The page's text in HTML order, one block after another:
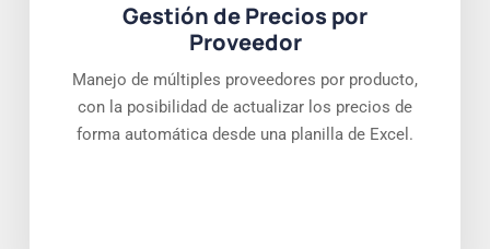
Gestión de Precios por
Proveedor
Manejo de múltiples proveedores por producto,
con la posibilidad de actualizar los precios de
forma automática desde una planilla de Excel.